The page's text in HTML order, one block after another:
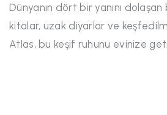
Dünyanın dört bir yanını
kıtalar, uzak diyarlar ve
Atlas, bu keşif ruhunu evinize